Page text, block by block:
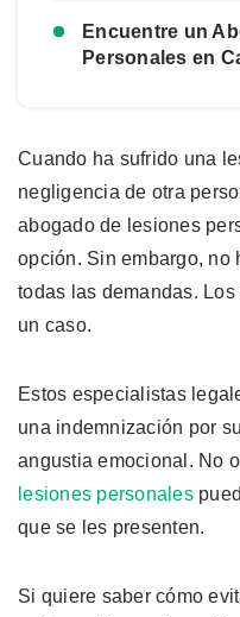
Encuentre un
Personales en
Cuando ha sufrido una
negligencia de otra
abogado de lesiones
opción. Sin embargo, no
todas las demandas.
un caso.
Estos especialistas
una indemnización por
angustia emocional. No
lesiones personales
que se les presenten.
Si quiere saber cómo